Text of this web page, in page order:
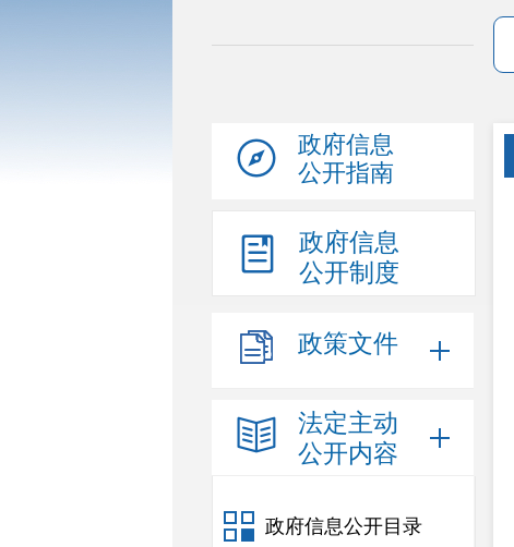
政府信息
公开指南
政府信息
公开制度
政策文件
法定主动
公开内容
政府信息公开目录